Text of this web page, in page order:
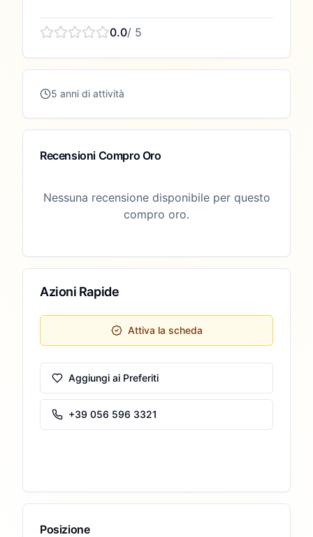
0.0/ 5
5 anni di attività
Recensioni Compro Oro
Nessuna recensione disponibile per questo
compro oro.
Azioni Rapide
Attiva la scheda
Aggiungi ai Preferiti
+39 056 596 3321
Posizione